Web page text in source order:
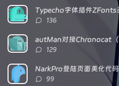
数：
Typecho字体插件ZFonts
评
数：
136
autMan对接Chronocat（
评
数：
129
NarkPro登陆页面美化代码
评
99